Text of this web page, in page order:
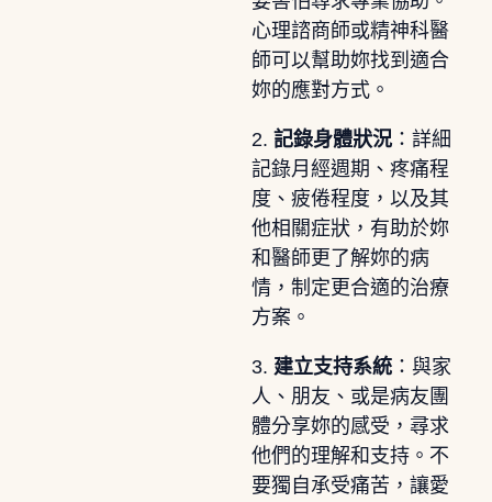
心理諮商師或精神科醫
師可以幫助妳找到適合
妳的應對方式。
2. 記錄身體狀況：詳細
記錄月經週期、疼痛程
度、疲倦程度，以及其
他相關症狀，有助於妳
和醫師更了解妳的病
情，制定更合適的治療
方案。
3. 建立支持系統：與家
人、朋友、或是病友團
體分享妳的感受，尋求
他們的理解和支持。不
要獨自承受痛苦，讓愛